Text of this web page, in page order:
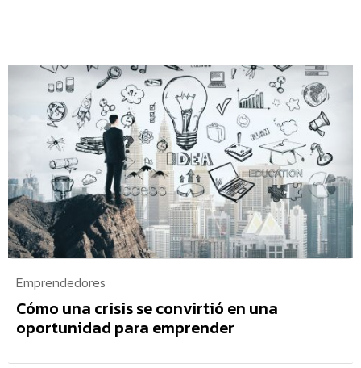
Emprendedores
Cómo una crisis se convirtió en una
oportunidad para emprender